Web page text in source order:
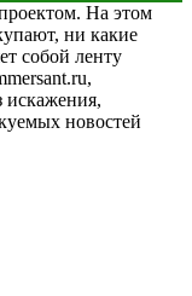
На этом
ни какие
собой ленту
искажения,
новостей